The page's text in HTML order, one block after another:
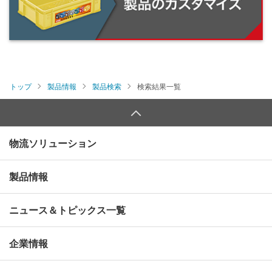
トップ 製品情報 製品検索 検索結果一覧
物流ソリューション
製品情報
ニュース＆トピックス一覧
企業情報